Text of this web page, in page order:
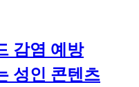
감염 예방
성인 콘텐츠